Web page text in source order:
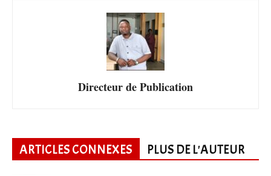
Directeur de Publication
ARTICLES CONNEXES PLUS DE L'AUTEUR